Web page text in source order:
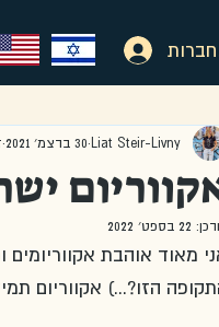
Liat Steir-Livny 30 בדצמ׳ 2021
22 בספט׳ 2022
מאוד אוהבת
הזו?...) אקווריום